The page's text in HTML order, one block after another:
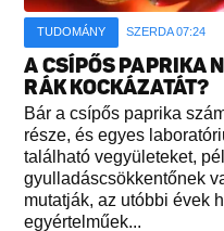
TUDOMÁNY SZERDA 07:24
A CSÍPŐS PAPRIKA
RÁK KOCKÁZATÁT?
Bár a csípős paprika
része, és egyes
található vegyületeket,
gyulladáscsökkentőnek
mutatják, az utóbbi évek
egyértelműek...